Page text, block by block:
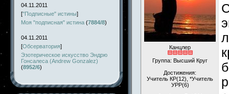
04.11.2011
["Подписные" истины]
Моя "подписная" истина (7884/8)
04.11.2011
[Обсерватория]
Эзотерическое искусство Эндрю
Гонсалеса (Andrew Gonzalez)
(8952/6)
Канцлер
Группа: Высший Круг
Достижения:
Учитель КР(12), *Учитель
УРР(6)